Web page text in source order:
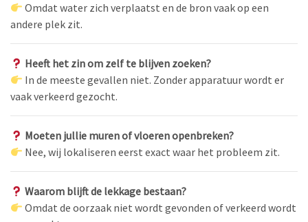
Omdat water zich verplaatst en de bron vaak op een
andere plek zit.
Heeft het zin om zelf te blijven zoeken?
In de meeste gevallen niet. Zonder apparatuur wordt er
vaak verkeerd gezocht.
Moeten jullie muren of vloeren openbreken?
Nee, wij lokaliseren eerst exact waar het probleem zit.
Waarom blijft de lekkage bestaan?
Omdat de oorzaak niet wordt gevonden of verkeerd wordt